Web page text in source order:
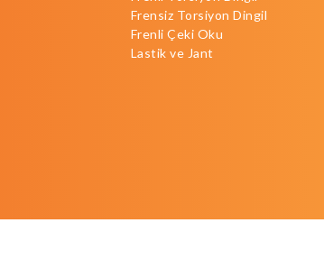
Frensiz Torsiyon Dingil
Frenli Çeki Oku
Lastik ve Jant